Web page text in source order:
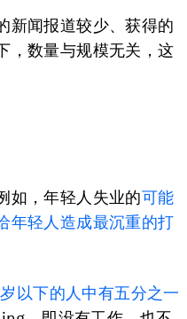
新闻报道较少、获得的
，数量与规模无关，这
如，年轻人失业的可能
年轻人造成最沉重的打
以下的人中有五分之一